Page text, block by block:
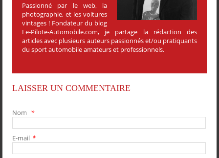
Passionné par le web, la
photographie, et les voitures
vintages ! Fondateur du blog
Le-Pilote-Automobile.com, je partage la rédaction des
articles avec plusieurs auteurs passionnés et/ou pratiquants
du sport automobile amateurs et professionnels.
LAISSER UN COMMENTAIRE
Nom *
E-mail *